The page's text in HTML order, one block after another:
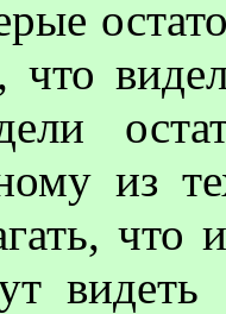
что
из
что
видеть